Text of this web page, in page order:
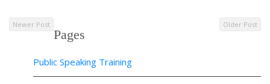
Newer Post Older Post
Pages
Public Speaking Training